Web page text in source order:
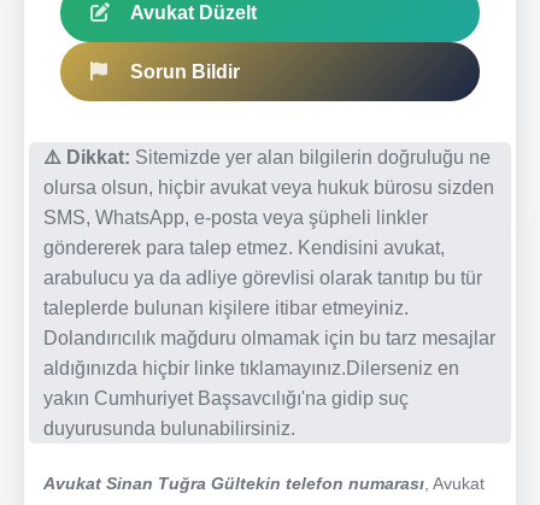
Avukat Düzelt
Sorun Bildir
⚠️ Dikkat: Sitemizde yer alan bilgilerin doğruluğu ne
olursa olsun, hiçbir avukat veya hukuk bürosu sizden
SMS, WhatsApp, e-posta veya şüpheli linkler
göndererek para talep etmez. Kendisini avukat,
arabulucu ya da adliye görevlisi olarak tanıtıp bu tür
taleplerde bulunan kişilere itibar etmeyiniz.
Dolandırıcılık mağduru olmamak için bu tarz mesajlar
aldığınızda hiçbir linke tıklamayınız.Dilerseniz en
yakın Cumhuriyet Başsavcılığı'na gidip suç
duyurusunda bulunabilirsiniz.
Avukat Sinan Tuğra Gültekin telefon numarası , Avukat